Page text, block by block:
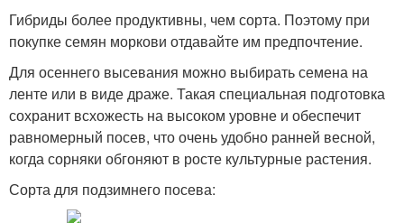
Гибриды более продуктивны, чем сорта. Поэтому при
покупке семян моркови отдавайте им предпочтение.
Для осеннего высевания можно выбирать семена на
ленте или в виде драже. Такая специальная подготовка
сохранит всхожесть на высоком уровне и обеспечит
равномерный посев, что очень удобно ранней весной,
когда сорняки обгоняют в росте культурные растения.
Сорта для подзимнего посева: